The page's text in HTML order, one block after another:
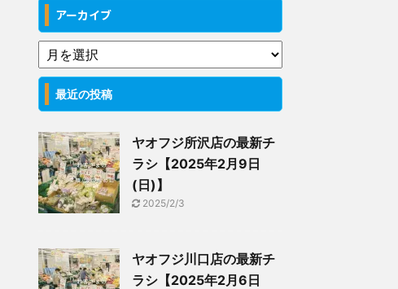
アーカイブ
最近の投稿
ヤオフジ所沢店の最新チ
ラシ【2025年2月9日
(日)】
2025/2/3
ヤオフジ川口店の最新チ
ラシ【2025年2月6日